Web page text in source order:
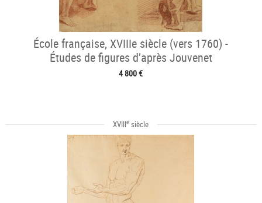
École française, XVIIIe siècle (vers 1760) -
Études de figures d’après Jouvenet
4 800 €
XVIIIe siècle